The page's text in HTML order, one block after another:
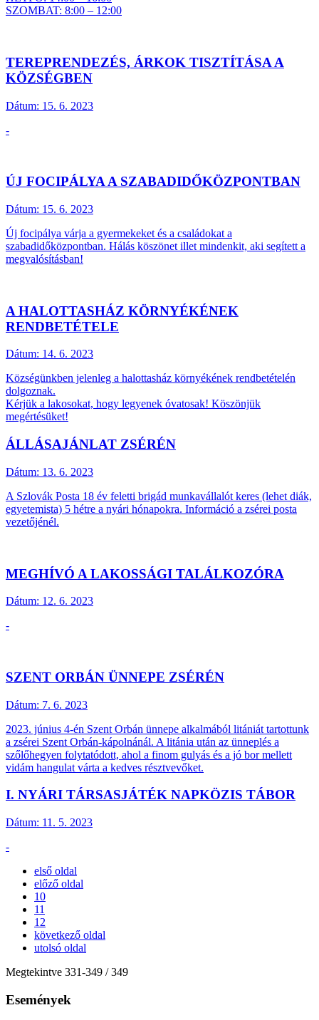
SZOMBAT: 8:00 – 12:00
TEREPRENDEZÉS, ÁRKOK TISZTÍTÁSA A
KÖZSÉGBEN
Dátum: 15. 6. 2023
-
ÚJ FOCIPÁLYA A SZABADIDŐKÖZPONTBAN
Dátum: 15. 6. 2023
Új focipálya várja a gyermekeket és a családokat a
szabadidőközpontban. Hálás köszönet illet mindenkit, aki segített a
megvalósításban!
A HALOTTASHÁZ KÖRNYÉKÉNEK
RENDBETÉTELE
Dátum: 14. 6. 2023
Községünkben jelenleg a halottasház környékének rendbetételén
dolgoznak.
Kérjük a lakosokat, hogy legyenek óvatosak! Köszönjük
megértésüket!
ÁLLÁSAJÁNLAT ZSÉRÉN
Dátum: 13. 6. 2023
A Szlovák Posta 18 év feletti brigád munkavállalót keres (lehet diák,
egyetemista) 5 hétre a nyári hónapokra. Információ a zsérei posta
vezetőjénél.
MEGHÍVÓ A LAKOSSÁGI TALÁLKOZÓRA
Dátum: 12. 6. 2023
-
SZENT ORBÁN ÜNNEPE ZSÉRÉN
Dátum: 7. 6. 2023
2023. június 4-én Szent Orbán ünnepe alkalmából litániát tartottunk
a zsérei Szent Orbán-kápolnánál. A litánia után az ünneplés a
szőlőhegyen folytatódott, ahol a finom gulyás és a jó bor mellett
vidám hangulat várta a kedves résztvevőket.
I. NYÁRI TÁRSASJÁTÉK NAPKÖZIS TÁBOR
Dátum: 11. 5. 2023
-
első oldal
előző oldal
10
11
12
következő oldal
utolsó oldal
Megtekintve 331-349 / 349
Események